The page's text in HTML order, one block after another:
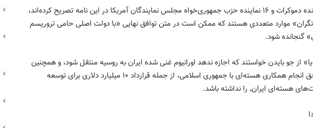
۳۴ نماینده دموکرات و ۱۶ نماینده حزب جمهوری‌خواه مجلس نمایندگان آمریکا در این نامه تصریح کرده‌اند،
موارد متعددی هستند که ممکن است در متن توافق نهایی «با دولت اصلی حامی تروریسم
گنجانده شود.
از جو بایدن خواستند که اجازه ندهد اورانیوم غنی شده ایران به روسیه منتقل شود، و همچنین
مسکو حق انجام همکاری هسته‌ای با جمهوری اسلامی، از جمله قرارداد ۱۰ میلیارد دلاری برای توسعه
ایران٬ را نداشته باشد.
به مناسبت سالروز اعتراضات مردم آذربایجان
به اهانت روزنامه ایران به تورکها در سال ۱۳۸۵
خاطرات حامد یگانه پور
و درس‌های تلخ برای اپوزیسیون ایرانی
تئومان شاهین